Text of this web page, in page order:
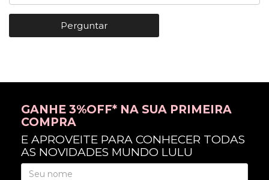
Perguntar
GANHE 3%OFF* NA SUA PRIMEIRA
COMPRA
E APROVEITE PARA CONHECER TODAS
AS NOVIDADES MUNDO LULU